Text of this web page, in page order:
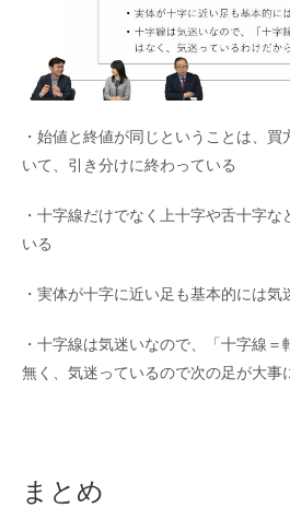
・始値と終値が同じということは、
いて、引き分けに終わっている
・十字線だけでなく上十字や舌十字
いる
・実体が十字に近い足も基本的には気
・十字線は気迷いなので、「十字線
無く、気迷っているので次の足が大事
まとめ